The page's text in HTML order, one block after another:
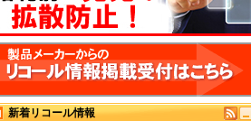
新着リコール情報